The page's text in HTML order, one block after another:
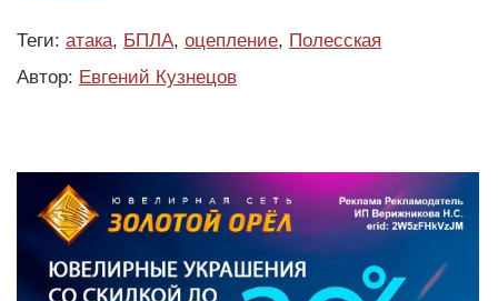
Теги: атака, БПЛА, оцепление, Полесская
Автор: Евгений Кузнецов